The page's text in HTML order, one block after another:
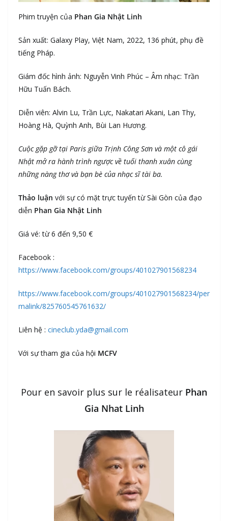
Phim truyện của Phan Gia Nhật Linh
Sản xuất: Galaxy Play, Việt Nam, 2022, 136 phút, phụ đề
tiếng Pháp.
Giám đốc hình ảnh: Nguyễn Vinh Phúc – Âm nhạc: Trần
Hữu Tuấn Bách.
Diễn viên: Alvin Lu, Trần Lực, Nakatari Akani, Lan Thy,
Hoàng Hà, Quỳnh Anh, Bùi Lan Hương.
Cuộc gặp gỡ tại Paris giữa Trịnh Công Sơn và một cô gái
Nhật mở ra hành trình ngược về tuổi thanh xuân cùng
những nàng thơ và bạn bè của nhạc sĩ tài ba.
Thảo luận với sự có mặt trực tuyến từ Sài Gòn của đạo
diễn Phan Gia Nhật Linh
Giá vé: từ 6 đến 9,50 €
Facebook :
https://www.facebook.com/groups/401027901568234
https://www.facebook.com/groups/401027901568234/per
malink/825760545761632/
Liên hệ : cineclub.yda@gmail.com
Với sự tham gia của hội MCFV
Pour en savoir plus sur le réalisateur Phan
Gia Nhat Linh